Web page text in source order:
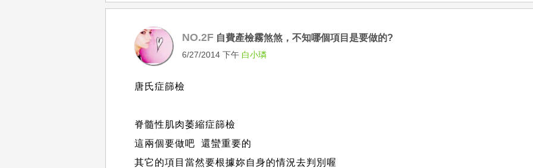
NO.2F 自費產檢霧煞煞，不知哪個項目是要做的?
6/27/2014 下午 白小璘
唐氏症篩檢
脊髓性肌肉萎縮症篩檢
這兩個要做吧 還蠻重要的
其它的項目當然要根據妳自身的情況去判別喔